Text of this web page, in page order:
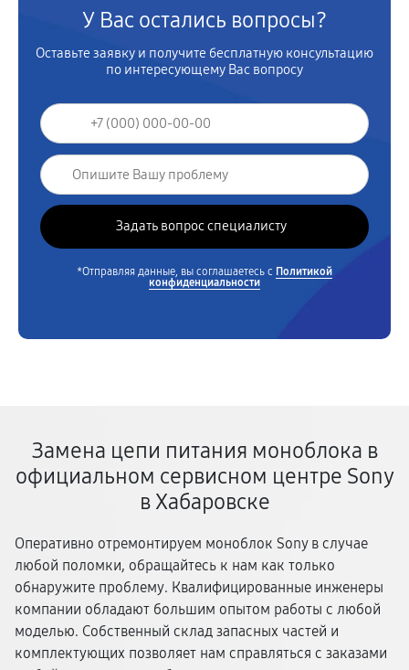
У Вас остались вопросы?
Оставьте заявку и получите бесплатную консультацию
по интересующему Вас вопросу
*Отправляя данные, вы соглашаетесь с Политикой
конфиденциальности
Замена цепи питания моноблока в
официальном сервисном центре Sony
в Хабаровске
Оперативно отремонтируем моноблок Sony в случае
любой поломки, обращайтесь к нам как только
обнаружите проблему. Квалифицированные инженеры
компании обладают большим опытом работы с любой
моделью. Собственный склад запасных частей и
комплектующих позволяет нам справляться с заказами